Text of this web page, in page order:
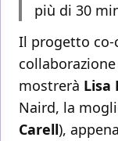
più di 30
Il progetto co-
mostrerà Lisa
Naird, la
Carell),